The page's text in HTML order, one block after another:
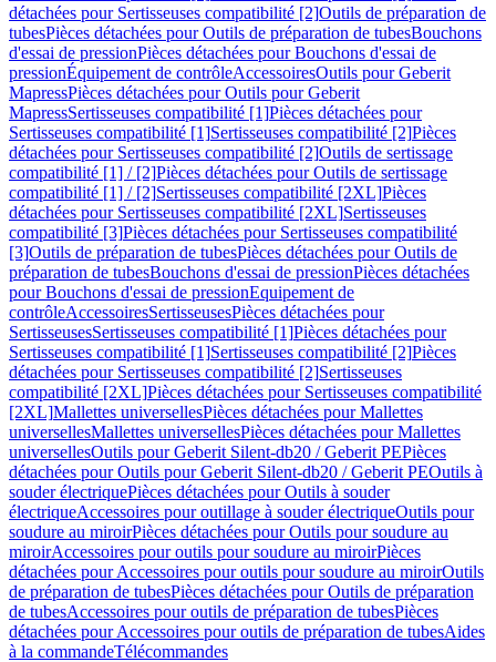
détachées pour Sertisseuses compatibilité [2]Outils de préparation de
tubesPièces détachées pour Outils de préparation de tubesBouchons
d'essai de pressionPièces détachées pour Bouchons d'essai de
pressionÉquipement de contrôleAccessoiresOutils pour Geberit
MapressPièces détachées pour Outils pour Geberit
MapressSertisseuses compatibilité [1]Pièces détachées pour
Sertisseuses compatibilité [1]Sertisseuses compatibilité [2]Pièces
détachées pour Sertisseuses compatibilité [2]Outils de sertissage
compatibilité [1] / [2]Pièces détachées pour Outils de sertissage
compatibilité [1] / [2]Sertisseuses compatibilité [2XL]Pièces
détachées pour Sertisseuses compatibilité [2XL]Sertisseuses
compatibilité [3]Pièces détachées pour Sertisseuses compatibilité
[3]Outils de préparation de tubesPièces détachées pour Outils de
préparation de tubesBouchons d'essai de pressionPièces détachées
pour Bouchons d'essai de pressionEquipement de
contrôleAccessoiresSertisseusesPièces détachées pour
SertisseusesSertisseuses compatibilité [1]Pièces détachées pour
Sertisseuses compatibilité [1]Sertisseuses compatibilité [2]Pièces
détachées pour Sertisseuses compatibilité [2]Sertisseuses
compatibilité [2XL]Pièces détachées pour Sertisseuses compatibilité
[2XL]Mallettes universellesPièces détachées pour Mallettes
universellesMallettes universellesPièces détachées pour Mallettes
universellesOutils pour Geberit Silent-db20 / Geberit PEPièces
détachées pour Outils pour Geberit Silent-db20 / Geberit PEOutils à
souder électriquePièces détachées pour Outils à souder
électriqueAccessoires pour outillage à souder électriqueOutils pour
soudure au miroirPièces détachées pour Outils pour soudure au
miroirAccessoires pour outils pour soudure au miroirPièces
détachées pour Accessoires pour outils pour soudure au miroirOutils
de préparation de tubesPièces détachées pour Outils de préparation
de tubesAccessoires pour outils de préparation de tubesPièces
détachées pour Accessoires pour outils de préparation de tubesAides
à la commandeTélécommandes